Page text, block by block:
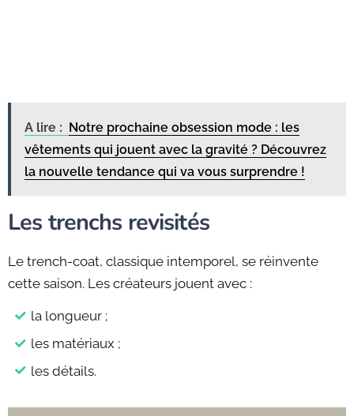
A lire :
Notre prochaine obsession mode : les
vêtements qui jouent avec la gravité ? Découvrez
la nouvelle tendance qui va vous surprendre !
Les trenchs revisités
Le trench-coat, classique intemporel, se réinvente
cette saison. Les créateurs jouent avec :
la longueur ;
les matériaux ;
les détails.